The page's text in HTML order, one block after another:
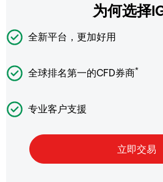
为何选择
全新平台，更加好用
全球排名第一的CFD券商*
专业客户支援